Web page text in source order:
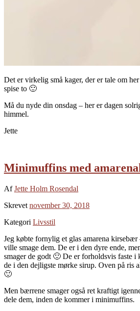
Det er virkelig små kager, der er tale om
spise to 🙂
Må du nyde din onsdag – her er dagen
himmel.
Jette
Minimuffins med
AfJette Holm Rosendal
Skrevet november 30, 2018
Kategori Livsstil
Jeg købte fornylig et glas amarena
ville smage dem. De er i den dyre ende,
smager de godt 🙂 De er forholdsvis faste i
de i den dejligste mørke sirup. Oven på ris
🙂
Men bærrene smager også ret kraftigt
dele dem, inden de kommer i minimuffins.